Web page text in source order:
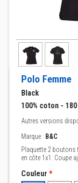
Polo Femme
Black
100% coton -
Autres versions
Marque : B&C
Plaquette 2 boutons
en côte 1x1. Coupe
Couleur *